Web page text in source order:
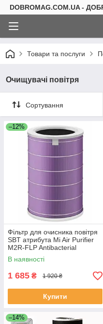
DOBROMAG.COM.UA -
Товари та послуги
Очищувачі повітря
Сортування
–12%
Фільтр для очисника повітря
SBT атрибута Mi Air Purifier
M2R-FLP Antibacterial
В наявності
1 685 ₴ 1 920 ₴
Купити
–14%